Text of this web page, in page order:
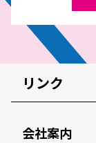
リンク
会社案内